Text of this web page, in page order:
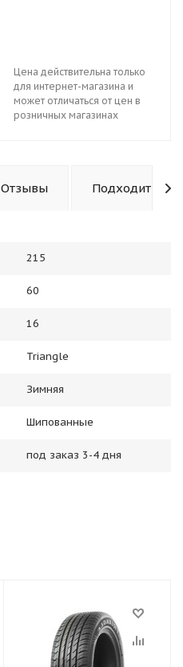
Цена действительна только
для интернет-магазина и
может отличаться от цен в
розничных магазинах
Отзывы Подходит к
215
60
16
Triangle
Зимняя
Шипованные
под заказ 3-4 дня